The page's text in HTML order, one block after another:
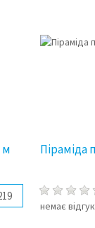
м Піраміда
немає